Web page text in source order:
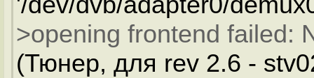
>opening frontend failed:
(Тюнер, для rev 2.6 -